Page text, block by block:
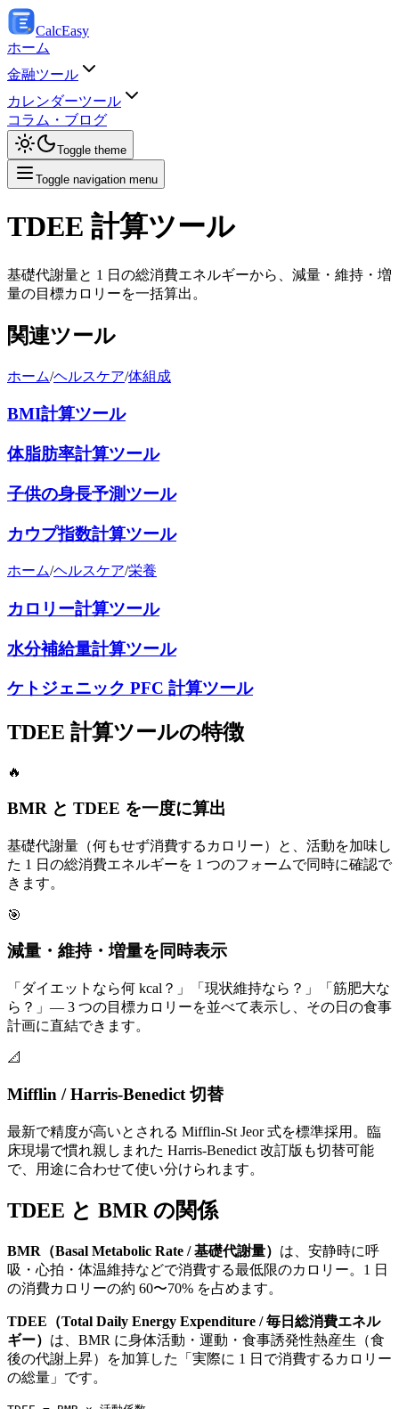
CalcEasy
ホーム
金融ツール
カレンダーツール
コラム・ブログ
Toggle theme
Toggle navigation menu
TDEE 計算ツール
基礎代謝量と 1 日の総消費エネルギーから、減量・維持・増
量の目標カロリーを一括算出。
関連ツール
ホーム/ヘルスケア/体組成
BMI計算ツール
体脂肪率計算ツール
子供の身長予測ツール
カウプ指数計算ツール
ホーム/ヘルスケア/栄養
カロリー計算ツール
水分補給量計算ツール
ケトジェニック PFC 計算ツール
TDEE 計算ツールの特徴
🔥
BMR と TDEE を一度に算出
基礎代謝量（何もせず消費するカロリー）と、活動を加味し
た 1 日の総消費エネルギーを 1 つのフォームで同時に確認で
きます。
🎯
減量・維持・増量を同時表示
「ダイエットなら何 kcal？」「現状維持なら？」「筋肥大な
ら？」— 3 つの目標カロリーを並べて表示し、その日の食事
計画に直結できます。
📐
Mifflin / Harris-Benedict 切替
最新で精度が高いとされる Mifflin-St Jeor 式を標準採用。臨
床現場で慣れ親しまれた Harris-Benedict 改訂版も切替可能
で、用途に合わせて使い分けられます。
TDEE と BMR の関係
BMR（Basal Metabolic Rate / 基礎代謝量） は、安静時に呼
吸・心拍・体温維持などで消費する最低限のカロリー。1 日
の消費カロリーの約 60〜70% を占めます。
TDEE（Total Daily Energy Expenditure / 毎日総消費エネル
ギー） は、BMR に身体活動・運動・食事誘発性熱産生（食
後の代謝上昇）を加算した「実際に 1 日で消費するカロリー
の総量」です。